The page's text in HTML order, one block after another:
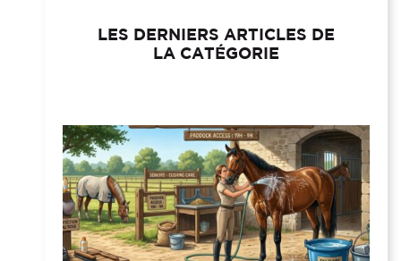
LES DERNIERS ARTICLES DE
LA CATÉGORIE